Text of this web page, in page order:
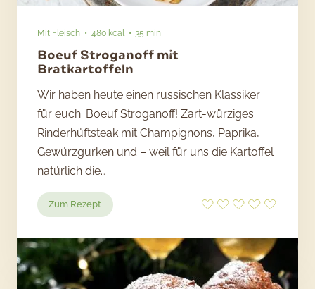
Mit Fleisch 480 kcal 35 min
Boeuf Stroganoff mit
Bratkartoffeln
Wir haben heute einen russischen Klassiker
für euch: Boeuf Stroganoff! Zart-würziges
Rinderhüftsteak mit Champignons, Paprika,
Gewürzgurken und – weil für uns die Kartoffel
natürlich die…
Zum Rezept
Boeuf
mit
Bratkartoffeln